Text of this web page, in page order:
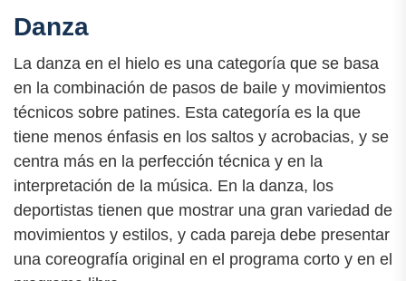
Danza
La danza en el hielo es una categoría que se basa
en la combinación de pasos de baile y movimientos
técnicos sobre patines. Esta categoría es la que
tiene menos énfasis en los saltos y acrobacias, y se
centra más en la perfección técnica y en la
interpretación de la música. En la danza, los
deportistas tienen que mostrar una gran variedad de
movimientos y estilos, y cada pareja debe presentar
una coreografía original en el programa corto y en el